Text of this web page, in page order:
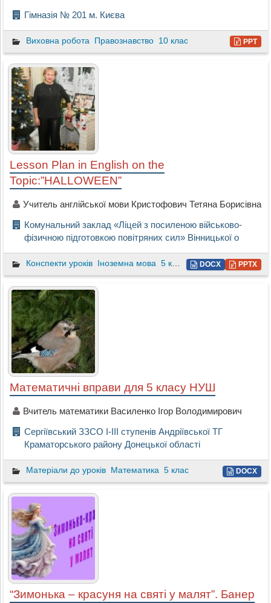
Гімназія № 201 м. Києва
Виховна робота Правознавство 10 клас PPT
Lesson Plan in English on the
Topic:”HALLOWEEN”
Учитель англійської мови Кристофович Тетяна Борисівна
Комунальний заклад «Ліцей з посиленою військово-
фізичною підготовкою повітряних сил» Вінницької о
Конспекти уроків Іноземна мова 5 клас DOCX PPTX
Математичні вправи для 5 класу НУШ
Вчитель математики Василенко Ігор Володимирович
Сергіївський ЗЗСО І-ІІІ ступенів Андріївської ТГ
Краматорського району Донецької області
Матеріали до уроків Математика 5 клас DOCX
“Зимонька – красуня на святі у малят”. Банер